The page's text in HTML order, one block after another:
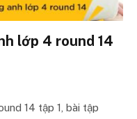
lớp 4 round 14
14 tập 1, bài tập